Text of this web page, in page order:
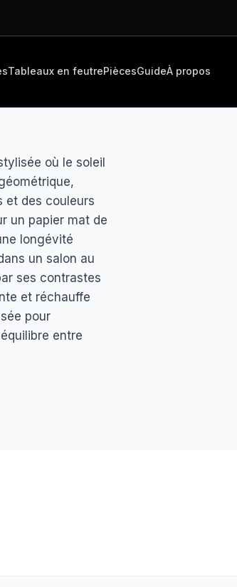
Tableaux en feutrePiècesGuideÀ propos
où le soleil
et des couleurs
un papier mat de
longévité
un salon au
ses contrastes
et réchauffe
pour
entre